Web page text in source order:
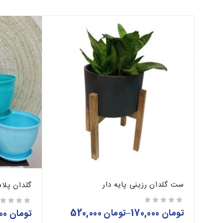
ست گلدان رزینی پایه دار
تومان –تومان
گلدان
تومان